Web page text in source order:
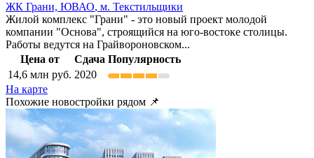
ЖК Грани, ЮВАО, м. Текстильщики
Жилой комплекс "Грани" - это новый проект молодой
компании "Основа", строящийся на юго-востоке столицы.
Работы ведутся на Грайвороновском...
Цена от
Сдача Популярность
14,6 млн руб. 2020
На карте
Похожие новостройки рядом 📌